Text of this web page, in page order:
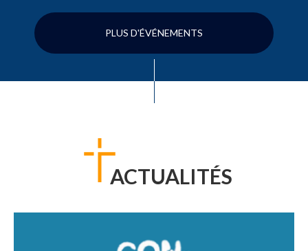
PLUS D'ÉVÉNEMENTS
ACTUALITÉS